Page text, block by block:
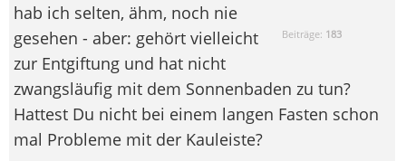
Beiträge: 183
hab ich selten, ähm, noch nie
gesehen - aber: gehört vielleicht
zur Entgiftung und hat nicht
zwangsläufig mit dem Sonnenbaden zu tun?
Hattest Du nicht bei einem langen Fasten schon
mal Probleme mit der Kauleiste?